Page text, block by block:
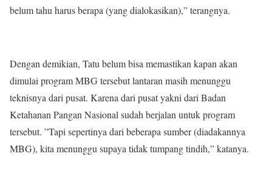
belum tahu harus berapa (yang dialokasikan),” terangnya.
Dengan demikian, Tatu belum bisa memastikan kapan akan
dimulai program MBG tersebut lantaran masih menunggu
teknisnya dari pusat. Karena dari pusat yakni dari Badan
Ketahanan Pangan Nasional sudah berjalan untuk program
tersebut. ”Tapi sepertinya dari beberapa sumber (diadakannya
MBG), kita menunggu supaya tidak tumpang tindih,” katanya.